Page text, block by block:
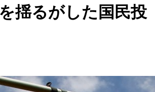
揺るがした国民投